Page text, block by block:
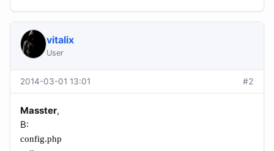
vitalix
User
2014-03-01 13:01 #2
Masster,
В:
config.php